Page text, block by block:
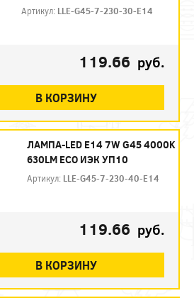
Артикул: LLE-G45-7-230-30-E14
119.66 руб.
В КОРЗИНУ
ЛАМПА-LED E14 7W G45 4000K
630LM ECO ИЭК УП10
Артикул: LLE-G45-7-230-40-E14
119.66 руб.
В КОРЗИНУ